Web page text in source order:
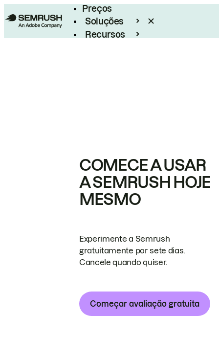
Preços
Soluções
Recursos
COMECE A USAR
A SEMRUSH HOJE
MESMO
Experimente a Semrush
gratuitamente por sete dias.
Cancele quando quiser.
Começar avaliação gratuita